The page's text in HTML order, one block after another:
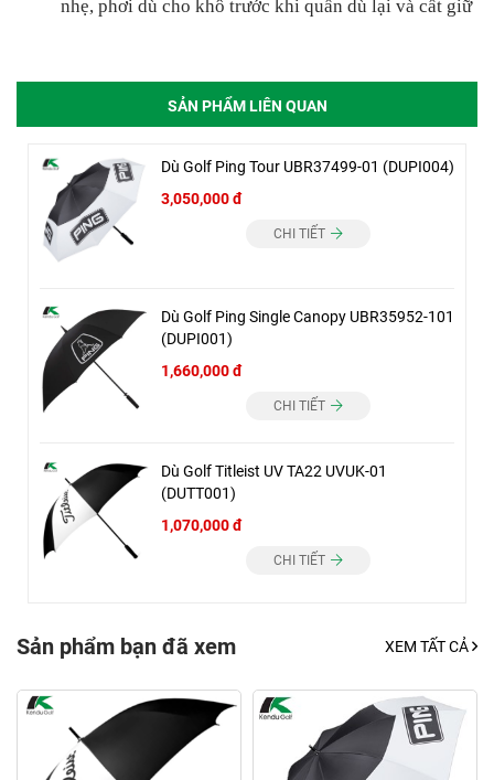
nhẹ, phơi dù cho khô trước khi quấn dù lại và cất giữ
SẢN PHẨM LIÊN QUAN
Dù Golf Ping Tour UBR37499-01 (DUPI004)
3,050,000 đ
CHI TIẾT
Dù Golf Ping Single Canopy UBR35952-101
(DUPI001)
1,660,000 đ
CHI TIẾT
Dù Golf Titleist UV TA22 UVUK-01
(DUTT001)
1,070,000 đ
CHI TIẾT
Sản phẩm bạn đã xem XEM TẤT CẢ